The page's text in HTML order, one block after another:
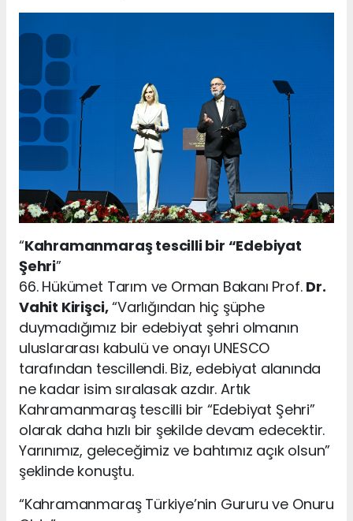
“Kahramanmaraş tescilli bir “Edebiyat
Şehri”
66. Hükümet Tarım ve Orman Bakanı Prof. Dr.
Vahit Kirişci,“Varlığından hiç şüphe
duymadığımız bir edebiyat şehri olmanın
uluslararası kabulü ve onayı UNESCO
tarafından tescillendi. Biz, edebiyat alanında
ne kadar isim sıralasak azdır. Artık
Kahramanmaraş tescilli bir “Edebiyat Şehri”
olarak daha hızlı bir şekilde devam edecektir.
Yarınımız, geleceğimiz ve bahtımız açık olsun”
şeklinde konuştu.
“Kahramanmaraş Türkiye’nin Gururu ve Onuru